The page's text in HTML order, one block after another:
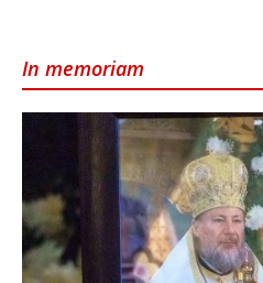
In memoriam